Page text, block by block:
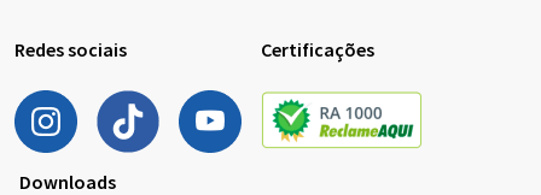
Redes sociais Certificações
Downloads